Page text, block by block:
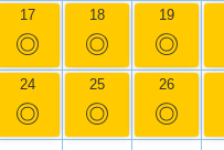
17
◎
18
◎
19
◎
24
◎
25
◎
26
◎